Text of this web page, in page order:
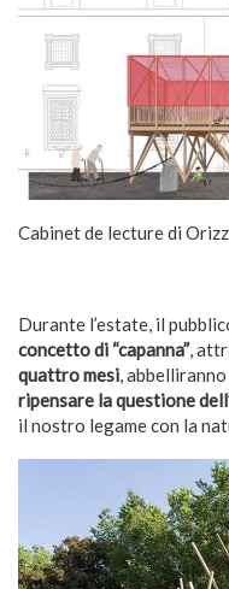
Cabinet de lecture di
Durante l’estate, il
concetto di “capanna”,
quattro mesi,
ripensare la questione
il nostro legame con la